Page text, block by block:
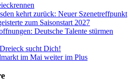
kehrt zurück: Neuer Szenetreffpunkt
zum Saisonstart 2027
Deutsche Talente stürmen
sucht Dich!
im Mai weiter im Plus